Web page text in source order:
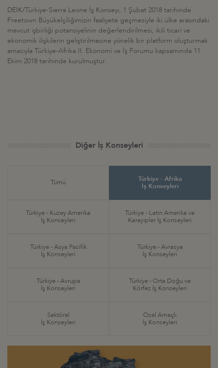
DEİK/Türkiye-Sierra Leone İş Konseyi, 1 Şubat 2018 tarihinde
Freetown Büyükelçiliğimizin faaliyete geçmesiyle iki ülke arasındaki
mevcut işbirliği potansiyelinin değerlendirilmesi, ikili ticari ve
ekonomik ilişkilerin geliştirilmesine yönelik bir platform oluşturmak
amacıyla Türkiye-Afrika II. Ekonomi ve İş Forumu kapsamında 11
Ekim 2018 tarihinde kurulmuştur.
Diğer İş Konseyleri
Tümü
Türkiye - Afrika
İş Konseyleri
Türkiye - Kuzey Amerika
İş Konseyleri
Türkiye - Latin Amerika ve
Karayipler İş Konseyleri
Türkiye - Asya Pasifik
İş Konseyleri
Türkiye - Avrasya
İş Konseyleri
Türkiye - Avrupa
İş Konseyleri
Türkiye - Orta Doğu ve
Körfez İş Konseyleri
Sektörel
İş Konseyleri
Özel Amaçlı
İş Konseyleri